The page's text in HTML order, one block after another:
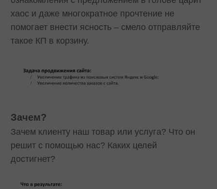
хаос и даже многократное прочтение не
помогает внести ясность – смело отправляйте
такое КП в корзину.
Зачем?
Зачем клиенту наш товар или услуга? Что он
решит с помощью нас? Каких целей
достигнет?